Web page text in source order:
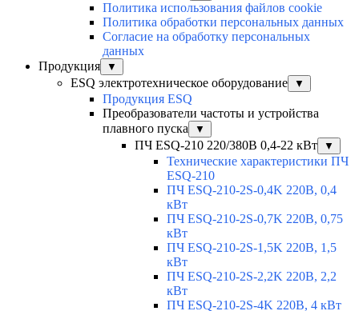
Политика использования файлов cookie
Политика обработки персональных данных
Согласие на обработку персональных
данных
Продукция
▼
ESQ электротехническое оборудование ▼
Продукция ESQ
Преобразователи частоты и устройства
плавного пуска
▼
ПЧ ESQ-210 220/380В 0,4-22 кВт ▼
Технические характеристики ПЧ
ESQ-210
ПЧ ESQ-210-2S-0,4K 220В, 0,4
кВт
ПЧ ESQ-210-2S-0,7K 220В, 0,75
кВт
ПЧ ESQ-210-2S-1,5K 220В, 1,5
кВт
ПЧ ESQ-210-2S-2,2K 220В, 2,2
кВт
ПЧ ESQ-210-2S-4K 220В, 4 кВт